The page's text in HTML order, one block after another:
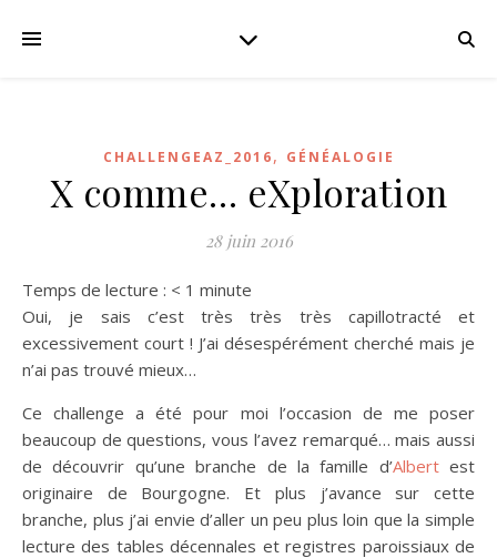
CHALLENGEAZ_2016, GÉNÉALOGIE
X comme… eXploration
28 juin 2016
Temps de lecture : < 1 minute
Oui, je sais c’est très très très capillotracté et
excessivement court ! J’ai désespérément cherché mais je
n’ai pas trouvé mieux…
Ce challenge a été pour moi l’occasion de me poser
beaucoup de questions, vous l’avez remarqué… mais aussi
de découvrir qu’une branche de la famille d’Albertest
originaire de Bourgogne. Et plus j’avance sur cette
branche, plus j’ai envie d’aller un peu plus loin que la simple
lecture des tables décennales et registres paroissiaux de